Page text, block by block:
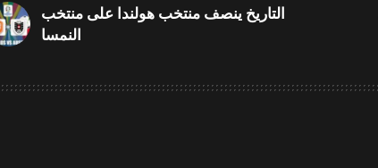
التاريخ ينصف منتخب هولندا على منتخب
النمسا